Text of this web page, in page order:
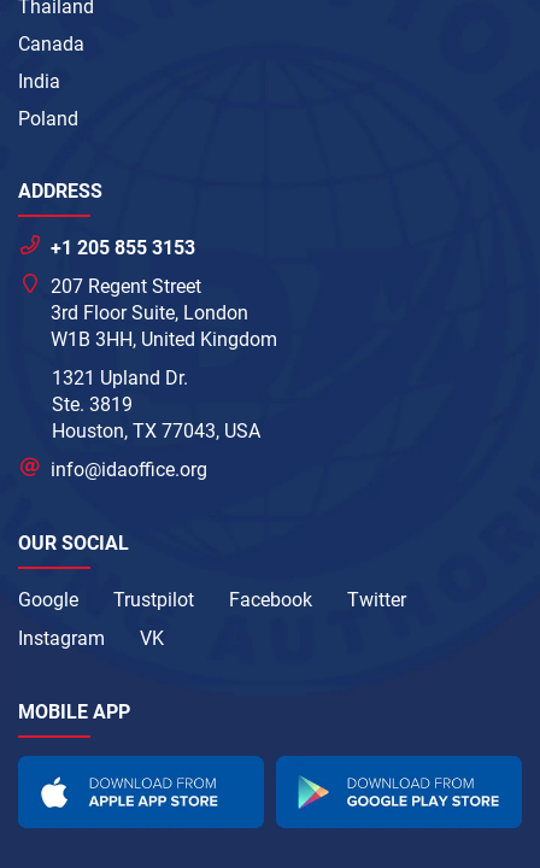
Thailand
Canada
India
Poland
ADDRESS
+1 205 855 3153
207 Regent Street
3rd Floor Suite, London
W1B 3HH, United Kingdom
1321 Upland Dr.
Ste. 3819
Houston, TX 77043, USA
info@idaoffice.org
OUR SOCIAL
Google Trustpilot Facebook
Twitter
Instagram
VK
MOBILE APP